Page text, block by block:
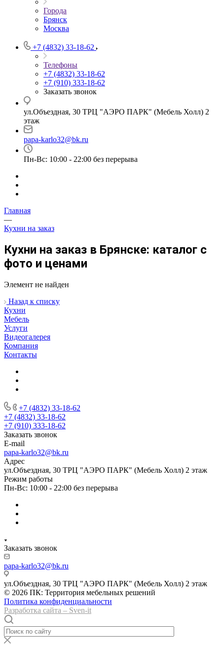
Города
Брянск
Москва
+7 (4832) 33-18-62
Телефоны
+7 (4832) 33-18-62
+7 (910) 333-18-62
Заказать звонок
ул.Объездная, 30 ТРЦ "АЭРО ПАРК" (Мебель Холл) 2
этаж
papa-karlo32@bk.ru
Пн-Вс: 10:00 - 22:00 без перерыва
Главная
—
Кухни на заказ
Кухни на заказ в Брянске: каталог с
фото и ценами
Элемент не найден
Назад к списку
Кухни
Мебель
Услуги
Видеогалерея
Компания
Контакты
+7 (4832) 33-18-62
+7 (4832) 33-18-62
+7 (910) 333-18-62
Заказать звонок
E-mail
papa-karlo32@bk.ru
Адрес
ул.Объездная, 30 ТРЦ "АЭРО ПАРК" (Мебель Холл) 2 этаж
Режим работы
Пн-Вс: 10:00 - 22:00 без перерыва
Заказать звонок
papa-karlo32@bk.ru
ул.Объездная, 30 ТРЦ "АЭРО ПАРК" (Мебель Холл) 2 этаж
© 2026 ПК: Территория мебельных решений
Политика конфиденциальности
Разработка сайта – Sven-it